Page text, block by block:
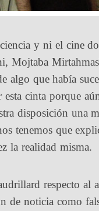
y ni el cine
Mojtaba
algo que había
cinta porque
disposición una
tenemos que
la realidad misma.
respecto al
de noticia como